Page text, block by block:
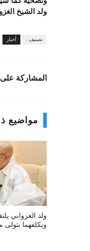
ولد الشيخ
تصنيف : أخبار
المشاركة على
مواضيع
ولد الغزواني
ويكلفهما